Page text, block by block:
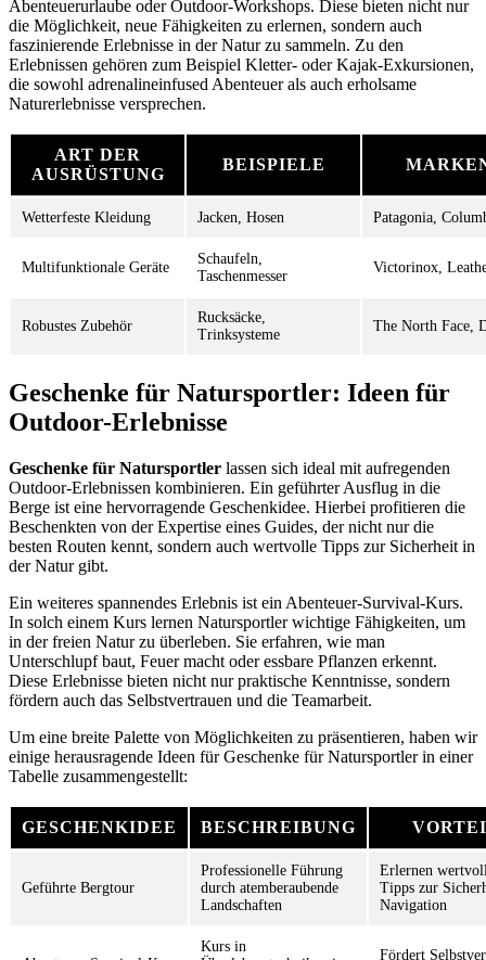
Abenteuerurlaube oder Outdoor-Workshops. Diese bieten nicht nur
die Möglichkeit, neue Fähigkeiten zu erlernen, sondern auch
faszinierende Erlebnisse in der Natur zu sammeln. Zu den
Erlebnissen gehören zum Beispiel Kletter- oder Kajak-Exkursionen,
die sowohl adrenalineinfused Abenteuer als auch erholsame
Naturerlebnisse versprechen.
ART DER
AUSRÜSTUNG
BEISPIELE
Wetterfeste Kleidung Jacken, Hosen Patagonia,
Multifunktionale Geräte
Schaufeln,
Taschenmesser
Victorinox,
Robustes Zubehör
Rucksäcke,
Trinksysteme
The North Face,
Geschenke für Natursportler: Ideen für
Outdoor-Erlebnisse
Geschenke für Natursportler lassen sich ideal mit aufregenden
Outdoor-Erlebnissen kombinieren. Ein geführter Ausflug in die
Berge ist eine hervorragende Geschenkidee. Hierbei profitieren die
Beschenkten von der Expertise eines Guides, der nicht nur die
besten Routen kennt, sondern auch wertvolle Tipps zur Sicherheit in
der Natur gibt.
Ein weiteres spannendes Erlebnis ist ein Abenteuer-Survival-Kurs.
In solch einem Kurs lernen Natursportler wichtige Fähigkeiten, um
in der freien Natur zu überleben. Sie erfahren, wie man
Unterschlupf baut, Feuer macht oder essbare Pflanzen erkennt.
Diese Erlebnisse bieten nicht nur praktische Kenntnisse, sondern
fördern auch das Selbstvertrauen und die Teamarbeit.
Um eine breite Palette von Möglichkeiten zu präsentieren, haben wir
einige herausragende Ideen für Geschenke für Natursportler in einer
Tabelle zusammengestellt:
GESCHENKIDEE BESCHREIBUNG
Geführte Bergtour
Professionelle Führung
durch atemberaubende
Landschaften
Erlernen
Tipps zur
Navigation
Kurs in
Fördert